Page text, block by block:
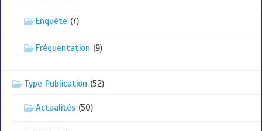
Enquête (7)
Fréquentation (9)
Type Publication (52)
Actualités (50)